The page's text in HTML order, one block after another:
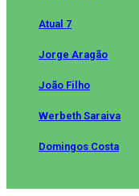
Atual 7
Jorge Aragão
João Filho
Werbeth Saraiva
Domingos Costa